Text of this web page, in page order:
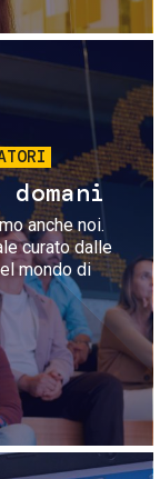
anche noi.
curato dalle
mondo di